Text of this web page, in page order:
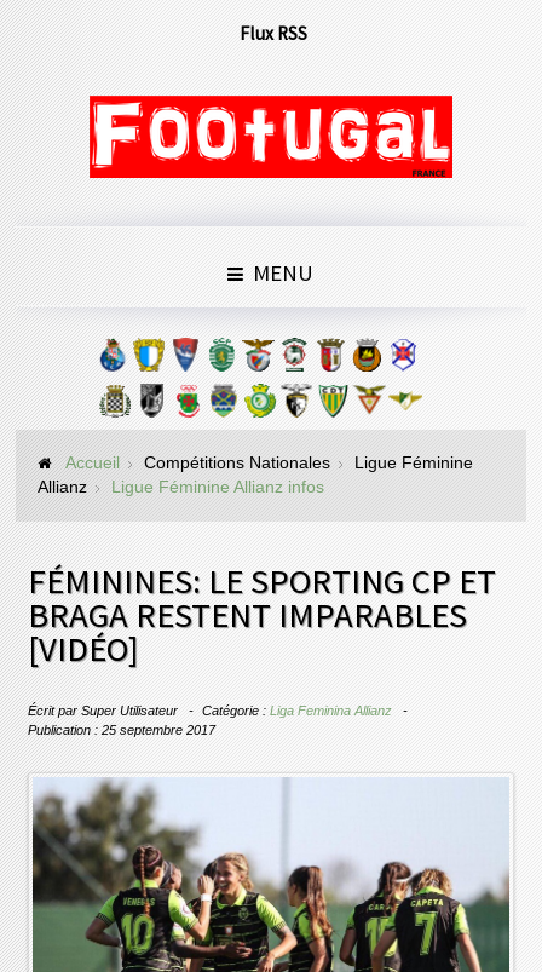
Flux RSS
MENU
Accueil Compétitions Nationales
Ligue Féminine
Allianz
Ligue Féminine Allianz infos
FÉMININES: LE SPORTING CP ET
BRAGA RESTENT IMPARABLES
[VIDÉO]
Écrit parSuper Utilisateur Catégorie :Liga Feminina Allianz
Publication : 25 septembre 2017